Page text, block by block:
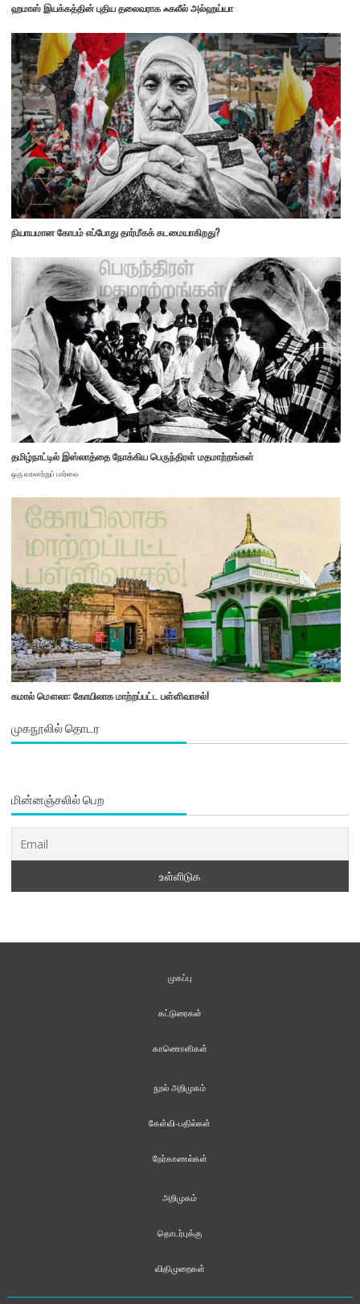
ஹமாஸ் இயக்கத்தின் புதிய தலைவராக ஃகலீல் அல்ஹய்யா
நியாயமான கோபம் எப்போது தார்மீகக் கடமையாகிறது?
தமிழ்நாட்டில் இஸ்லாத்தை நோக்கிய பெருந்திரள் மதமாற்றங்கள்
ஒரு வரலாற்றுப் பார்வை
கமால் மௌலா: கோயிலாக மாற்றப்பட்ட பள்ளிவாசல்!
முகநூலில் தொடர
மின்னஞ்சலில் பெற
முகப்பு
கட்டுரைகள்
காணொளிகள்
நூல் அறிமுகம்
கேள்வி-பதில்கள்
நேர்காணல்கள்
அறிமுகம்
தொடர்புக்கு
விதிமுறைகள்